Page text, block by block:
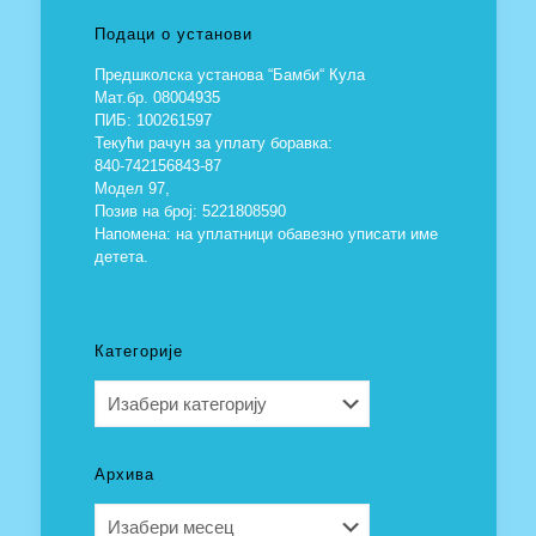
Подаци о установи
Предшколска установа “Бамби“ Кула
Мат.бр. 08004935
ПИБ: 100261597
Текући рачун за уплату боравка:
840-742156843-87
Модел 97,
Позив на број: 5221808590
Напомена: на уплатници обавезно уписати име
детета.
Категорије
Архива